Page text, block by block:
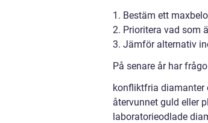
1. Bestäm ett
2. Prioritera vad som
3. Jämför alternativ
På senare år har
konfliktfria diamanter
återvunnet guld eller
laboratorieodlade